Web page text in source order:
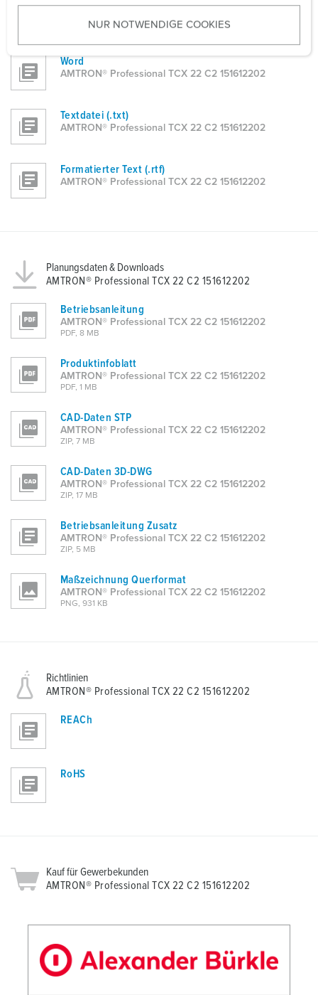
u
w
h
l
NUR NOTWENDIGE COOKIES
Excel
AMTRON® Professional TCX 22 C2 151612202
Word
AMTRON® Professional TCX 22 C2 151612202
Textdatei (.txt)
AMTRON® Professional TCX 22 C2 151612202
Formatierter Text (.rtf)
AMTRON® Professional TCX 22 C2 151612202
Planungsdaten & Downloads
AMTRON® Professional TCX 22 C2 151612202
Betriebsanleitung
AMTRON® Professional TCX 22 C2 151612202
PDF, 8 MB
Produktinfoblatt
AMTRON® Professional TCX 22 C2 151612202
PDF, 1 MB
CAD-Daten STP
AMTRON® Professional TCX 22 C2 151612202
ZIP, 7 MB
CAD-Daten 3D-DWG
AMTRON® Professional TCX 22 C2 151612202
ZIP, 17 MB
Betriebsanleitung Zusatz
AMTRON® Professional TCX 22 C2 151612202
ZIP, 5 MB
Maßzeichnung Querformat
AMTRON® Professional TCX 22 C2 151612202
PNG, 931 KB
Richtlinien
AMTRON® Professional TCX 22 C2 151612202
REACh
RoHS
Kauf für Gewerbekunden
AMTRON® Professional TCX 22 C2 151612202